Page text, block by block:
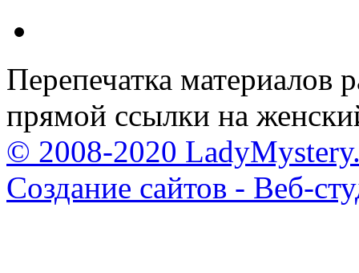
Перепечатка материалов
прямой ссылки на
© 2008-2020
Создание сайтов - Веб-